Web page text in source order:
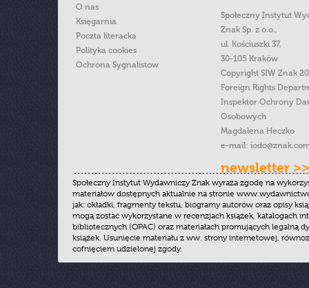
O nas
Księgarnia
Poczta literacka
Polityka cookies
Ochrona Sygnalistow
Społeczny Instytut
Znak Sp. z o.o.,
ul. Kościuszki 37,
30-105 Kraków
Copyright SIW Znak
Foreign Rights
Inspektor Ochrony
Osobowych
Magdalena Heczko
e-mail:
newsletter >>
Społeczny Instytut Wydawniczy Znak wyraża zgodę na
materiałów dostępnych aktualnie na stronie
jak: okładki, fragmenty tekstu, biogramy autorów oraz opisy
mogą zostać wykorzystane w recenzjach książek, katalogach
bibliotecznych (OPAC) oraz materiałach promujących legalną
książek. Usunięcie materiału z ww. strony internetowej,
cofnięciem udzielonej zgody.